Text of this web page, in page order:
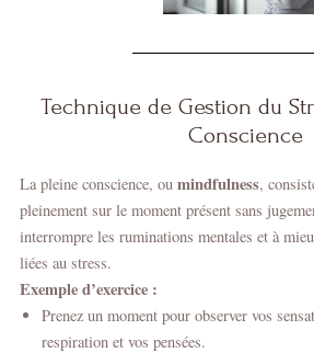
Technique de Gestion du
Conscience
La pleine conscience, ou mindfulness,
pleinement sur le moment présent sans
interrompre les ruminations mentales et à
liées au stress.
Exemple d’exercice :
Prenez un moment pour observer vos
respiration et vos pensées.